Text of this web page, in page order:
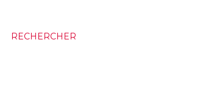
RECHERCHER